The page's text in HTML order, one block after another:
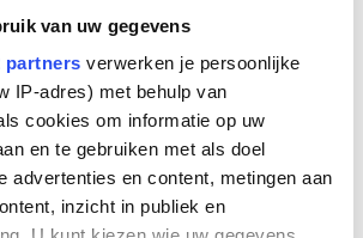
van uw gegevens
partners verwerken je persoonlijke
IP-adres) met behulp van
cookies om informatie op uw
en te gebruiken met als doel
advertenties en content, metingen aan
inzicht in publiek en